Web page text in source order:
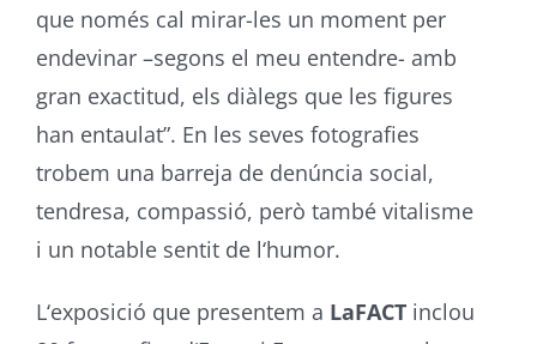
que només cal mirar-les un moment per
endevinar –segons el meu entendre- amb
gran exactitud, els diàlegs que les figures
han entaulat”. En les seves fotografies
trobem una barreja de denúncia social,
tendresa, compassió, però també vitalisme
i un notable sentit de l‘humor.
L‘exposició que presentem a LaFACTinclou